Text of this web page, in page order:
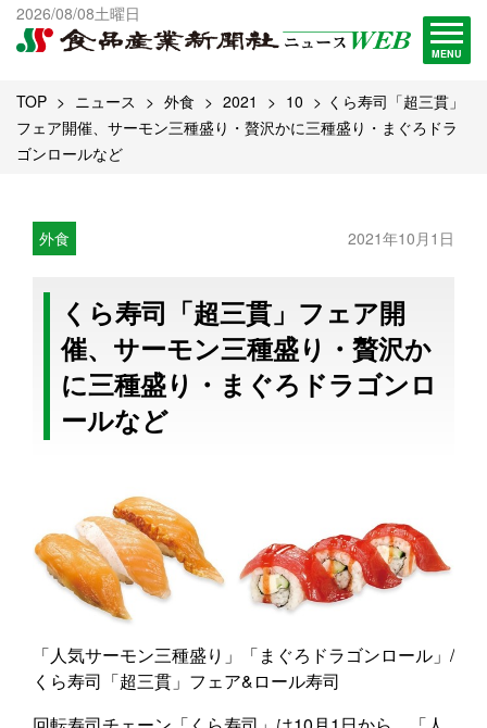
2026/08/08土曜日
MENU
出版物一覧へ
試読・購読申し込み
TOP ニュース 外食 2021 10
くら寿司「超三貫」
フェア開催、サーモン三種盛り・贅沢かに三種盛り・まぐろドラ
ゴンロールなど
外食 2021年10月1日
くら寿司「超三貫」フェア開
催、サーモン三種盛り・贅沢か
に三種盛り・まぐろドラゴンロ
ールなど
「人気サーモン三種盛り」「まぐろドラゴンロール」/
くら寿司「超三貫」フェア&ロール寿司